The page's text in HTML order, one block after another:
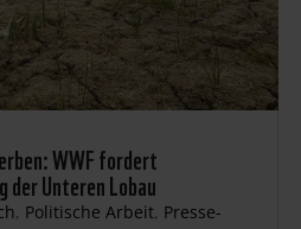
WWF fordert
Unteren Lobau
, Politische Arbeit, Presse-